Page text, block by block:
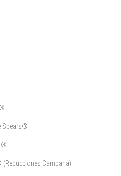
Spears®
Campana)